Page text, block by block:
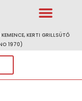
KERTI GRILLSÜTŐ
1970)